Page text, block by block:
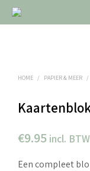
HOME / PAPIER & MEER /
€9.95 incl. BTW
Een compleet